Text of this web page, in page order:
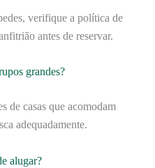
verifique a política de
antes de reservar.
grandes?
de casas que acomodam
adequadamente.
alugar?